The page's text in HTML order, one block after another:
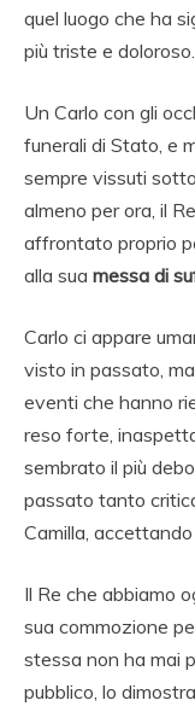
quel luogo che ha
più triste e doloroso.
Un Carlo con gli
funerali di Stato, e
sempre vissuti
almeno per ora, il
affrontato proprio
alla sua messa di
Carlo ci appare
visto in passato,
eventi che hanno
reso forte,
sembrato il più
passato tanto
Camilla,
Il Re che abbiamo
sua commozione
stessa non ha mai
pubblico, lo